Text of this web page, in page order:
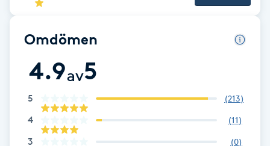
E
Enzympeeling
Extensions
Extensions borttagning
Eyeliner-tatuering
Omdömen
4.9av5
5 (213)
4 (11)
3 (0)